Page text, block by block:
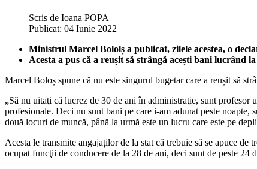
Scris de Ioana POPA
Publicat: 04 Iunie 2022
Ministrul Marcel Bololș a publicat, zilele acestea, o
Acesta a pus că a reușit să strângă acești bani lucrând
Marcel Boloș spune că nu este singurul bugetar care a reușit să
„Să nu uitaţi că lucrez de 30 de ani în administraţie, sunt
profesionale. Deci nu sunt bani pe care i-am adunat peste
două locuri de muncă, până la urmă este un lucru care este pe
Acesta le transmite angajaților de la stat că trebuie să se apuce
ocupat funcţii de conducere de la 28 de ani, deci sunt de peste